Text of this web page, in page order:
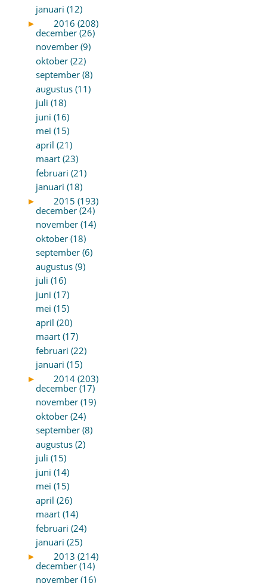
januari (12)
►
2016 (208)
december (26)
november (9)
oktober (22)
september (8)
augustus (11)
juli (18)
juni (16)
mei (15)
april (21)
maart (23)
februari (21)
januari (18)
►
2015 (193)
december (24)
november (14)
oktober (18)
september (6)
augustus (9)
juli (16)
juni (17)
mei (15)
april (20)
maart (17)
februari (22)
januari (15)
►
2014 (203)
december (17)
november (19)
oktober (24)
september (8)
augustus (2)
juli (15)
juni (14)
mei (15)
april (26)
maart (14)
februari (24)
januari (25)
►
2013 (214)
december (14)
november (16)